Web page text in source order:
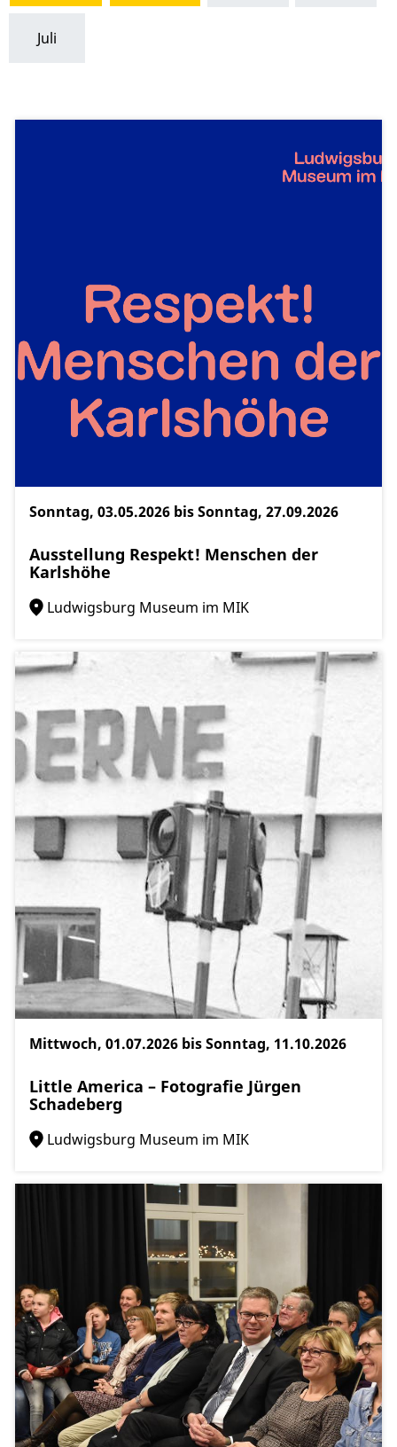
Juli
Sonntag, 03.05.2026 bis Sonntag, 27.09.2026
Ausstellung Respekt! Menschen der
Karlshöhe
Ludwigsburg Museum im MIK
Mittwoch, 01.07.2026 bis Sonntag, 11.10.2026
Little America – Fotografie Jürgen
Schadeberg
Ludwigsburg Museum im MIK